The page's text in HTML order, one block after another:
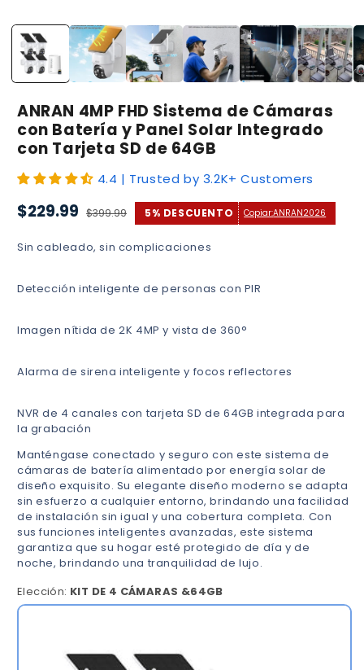
elemento
multimedia
en
una
modal
ANRAN 4MP FHD Sistema de Cámaras
con Batería y Panel Solar Integrado
con Tarjeta SD de 64GB
4.4 | Trusted by 3.2K+ Customers
Precio
oferta
$229.99 Precio
habitual
$399.99 5% DESCUENTO Copiar:ANRAN2026
Sin cableado, sin complicaciones
Detección inteligente de personas con PIR
Imagen nítida de 2K 4MP y vista de 360°
Alarma de sirena inteligente y focos reflectores
NVR de 4 canales con tarjeta SD de 64GB integrada para
la grabación
Manténgase conectado y seguro con este sistema de
cámaras de batería alimentado por energía solar de
diseño exquisito. Su elegante diseño moderno se adapta
sin esfuerzo a cualquier entorno, brindando una facilidad
de instalación sin igual y una cobertura completa. Con
sus funciones inteligentes avanzadas, este sistema
garantiza que su hogar esté protegido de día y de
noche, brindando una tranquilidad de lujo.
Elección: KIT DE 4 CÁMARAS &64GB